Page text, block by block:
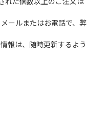
ールまたはお電話で、弊
報は、随時更新するよう